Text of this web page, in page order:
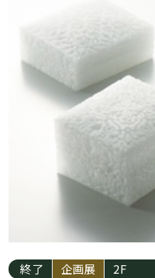
終了 企画展 2F